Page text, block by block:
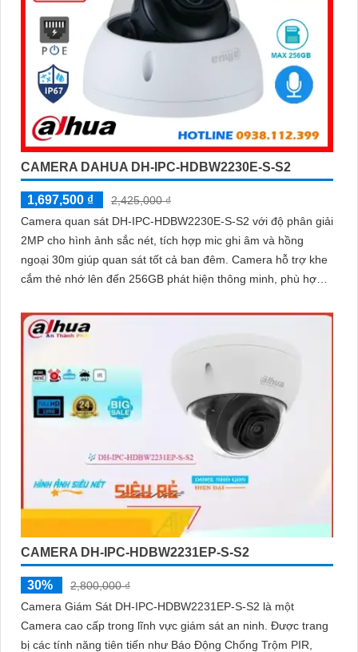
CAMERA DAHUA DH-IPC-HDBW2230E-S-S2
1,697,500 ₫
2,425,000 ₫
Camera quan sát DH-IPC-HDBW2230E-S-S2 với độ phân giải
2MP cho hình ảnh sắc nét, tích hợp mic ghi âm và hồng
ngoại 30m giúp quan sát tốt cả ban đêm. Camera hỗ trợ khe
cắm thẻ nhớ lên đến 256GB phát hiện thông minh, phù hợp
CAMERA DH-IPC-HDBW2231EP-S-S2
30%
2,800,000 ₫
Camera Giám Sát DH-IPC-HDBW2231EP-S-S2 là một
Camera cao cấp trong lĩnh vực giám sát an ninh. Được trang
bị các tính năng tiên tiến như Báo Động Chống Trộm PIR,